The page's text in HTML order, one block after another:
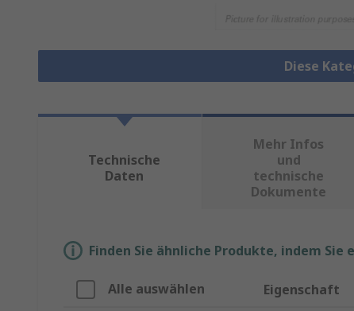
Diese
Technische
Daten
Mehr Infos
und
technische
Dokumente
Finden Sie ähnliche Produkte, indem
Alle auswählen Eigenschaft